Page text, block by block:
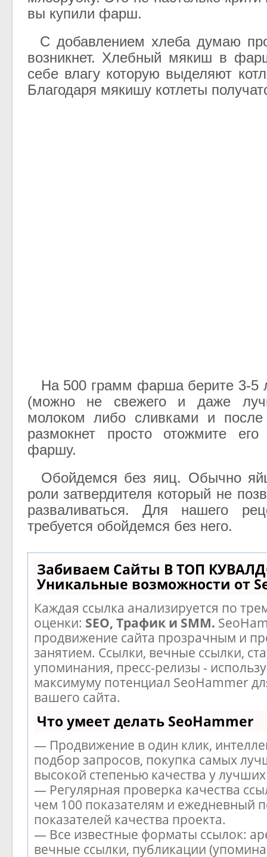
вы купили фарш.
С добавлением хлеба думаю
возникнет. Хлебный мякиш в
себе влагу которую выделяют
Благодаря мякишу котлеты
На 500 грамм фарша берите 3-5
(можно не свежего и даже
молоком либо сливками и после
размокнет просто отожмите
фаршу.
Обойдемся без яиц. Обычно
роли затвердителя который не
разваливаться. Для нашего
требуется обойдемся без него.
Забиваем Сайты В ТОП
Уникальные возможности от
Каждая ссылка анализируется по
оценки: SEO, Трафик и SMM.
продвижение сайта прозрачным и
занятием. Ссылки, вечные ссылки,
упоминания, пресс-релизы -
максимуму потенциал SeoHammer
вашего сайта.
Что умеет делать SeoHammer
— Продвижение в один клик,
подбор запросов, покупка самых
высокой степенью качества у
— Регулярная проверка качества
чем 100 показателям и ежедневный
показателей качества проекта.
— Все известные форматы ссылок:
вечные ссылки, публикации